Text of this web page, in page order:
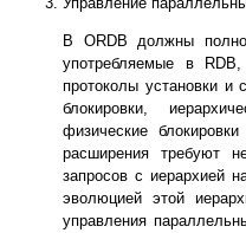
В ORDB должны
употребляемые в
протоколы установки и
блокировки,
физические
расширения требуют
запросов с иерархией
эволюцией этой
управления